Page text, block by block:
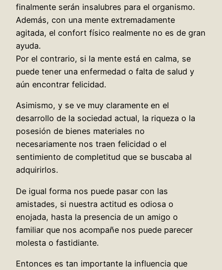
finalmente serán insalubres para el organismo.
Además, con una mente extremadamente
agitada, el confort físico realmente no es de gran
ayuda.
Por el contrario, si la mente está en calma, se
puede tener una enfermedad o falta de salud y
aún encontrar felicidad.
Asimismo, y se ve muy claramente en el
desarrollo de la sociedad actual, la riqueza o la
posesión de bienes materiales no
necesariamente nos traen felicidad o el
sentimiento de completitud que se buscaba al
adquirirlos.
De igual forma nos puede pasar con las
amistades, si nuestra actitud es odiosa o
enojada, hasta la presencia de un amigo o
familiar que nos acompañe nos puede parecer
molesta o fastidiante.
Entonces es tan importante la influencia que